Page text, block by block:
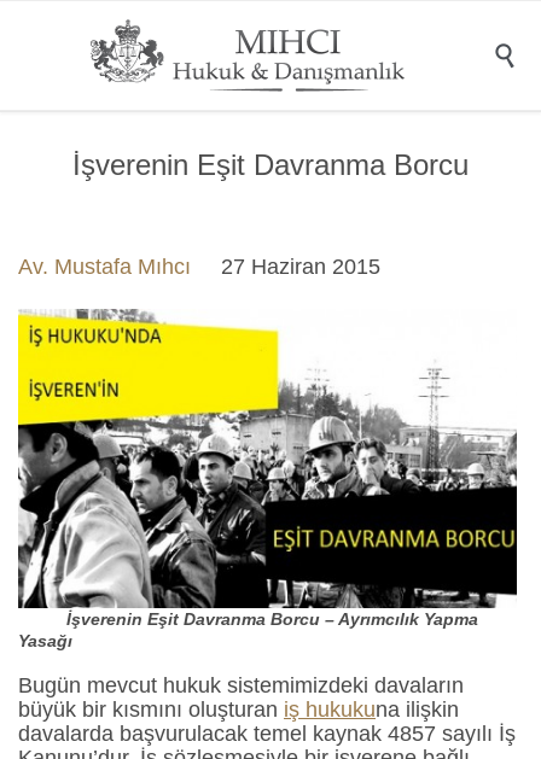

İşverenin Eşit Davranma Borcu
Av. Mustafa Mıhcı 27 Haziran 2015
İşverenin Eşit Davranma Borcu – Ayrımcılık Yapma
Yasağı
Bugün mevcut hukuk sistemimizdeki davaların
büyük bir kısmını oluşturan iş hukukuna ilişkin
davalarda başvurulacak temel kaynak 4857 sayılı İş